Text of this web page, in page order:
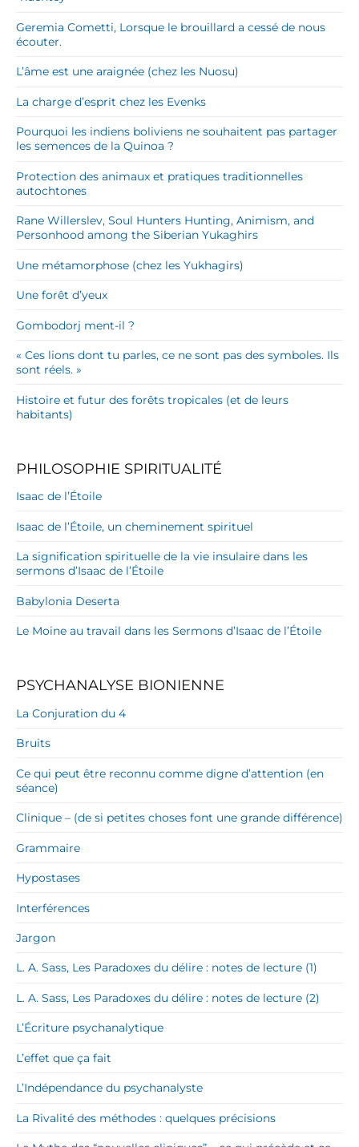
Geremia Cometti, Lorsque le brouillard a cessé de nous
écouter.
L’âme est une araignée (chez les Nuosu)
La charge d’esprit chez les Evenks
Pourquoi les indiens boliviens ne souhaitent pas partager
les semences de la Quinoa ?
Protection des animaux et pratiques traditionnelles
autochtones
Rane Willerslev, Soul Hunters Hunting, Animism, and
Personhood among the Siberian Yukaghirs
Une métamorphose (chez les Yukhagirs)
Une forêt d’yeux
Gombodorj ment-il ?
« Ces lions dont tu parles, ce ne sont pas des symboles. Ils
sont réels. »
Histoire et futur des forêts tropicales (et de leurs
habitants)
PHILOSOPHIE SPIRITUALITÉ
Isaac de l’Étoile
Isaac de l’Étoile, un cheminement spirituel
La signification spirituelle de la vie insulaire dans les
sermons d’Isaac de l’Étoile
Babylonia Deserta
Le Moine au travail dans les Sermons d’Isaac de l’Étoile
PSYCHANALYSE BIONIENNE
La Conjuration du 4
Bruits
Ce qui peut être reconnu comme digne d’attention (en
séance)
Clinique – (de si petites choses font une grande différence)
Grammaire
Hypostases
Interférences
Jargon
L. A. Sass, Les Paradoxes du délire : notes de lecture (1)
L. A. Sass, Les Paradoxes du délire : notes de lecture (2)
L’Écriture psychanalytique
L’effet que ça fait
L’Indépendance du psychanalyste
La Rivalité des méthodes : quelques précisions